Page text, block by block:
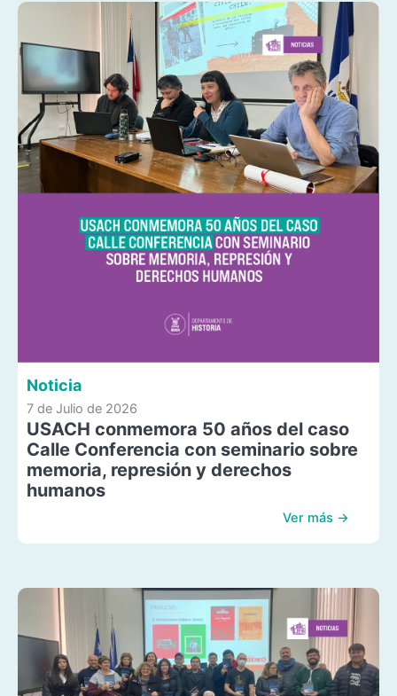
Noticia
7 de Julio de 2026
USACH conmemora 50 años del caso
Calle Conferencia con seminario sobre
memoria, represión y derechos
humanos
Ver más →